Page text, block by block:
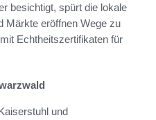
besichtigt, spürt die lokale
Märkte eröffnen Wege zu
Echtheitszertifikaten für
und